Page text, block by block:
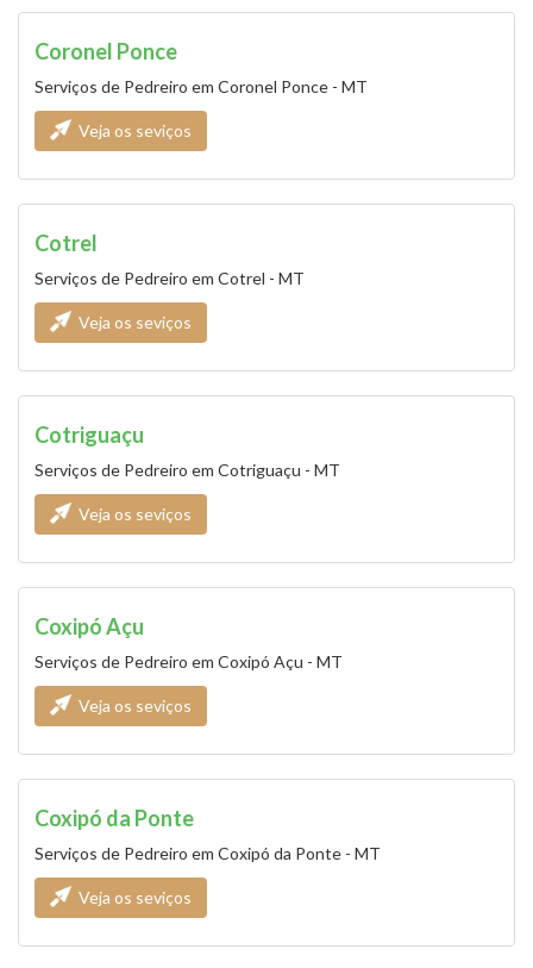
Coronel Ponce
Serviços de Pedreiro em Coronel Ponce - MT
Veja os seviços
Cotrel
Serviços de Pedreiro em Cotrel - MT
Veja os seviços
Cotriguaçu
Serviços de Pedreiro em Cotriguaçu - MT
Veja os seviços
Coxipó Açu
Serviços de Pedreiro em Coxipó Açu - MT
Veja os seviços
Coxipó da Ponte
Serviços de Pedreiro em Coxipó da Ponte - MT
Veja os seviços